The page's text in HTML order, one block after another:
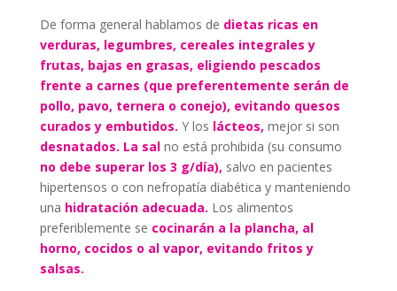
De forma general hablamos de dietas ricas en
verduras, legumbres, cereales integrales y
frutas, bajas en grasas, eligiendo pescados
frente a carnes (que preferentemente serán de
pollo, pavo, ternera o conejo), evitando quesos
curados y embutidos. Y los lácteos, mejor si son
desnatados. La sal no está prohibida (su consumo
no debe superar los 3 g/día), salvo en pacientes
hipertensos o con nefropatía diabética y manteniendo
una hidratación adecuada. Los alimentos
preferiblemente se cocinarán a la plancha, al
horno, cocidos o al vapor, evitando fritos y
salsas.